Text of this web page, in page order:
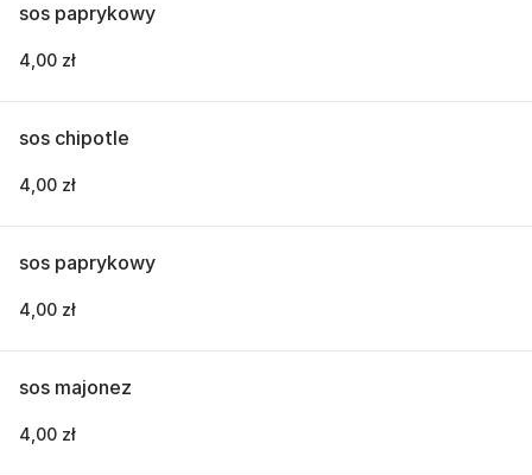
sos paprykowy
4,00 zł
sos chipotle
4,00 zł
sos paprykowy
4,00 zł
sos majonez
4,00 zł